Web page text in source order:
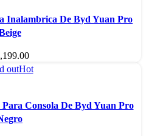
Inalambrica De Byd Yuan Pro
outHot
Consola De Byd Yuan Pro